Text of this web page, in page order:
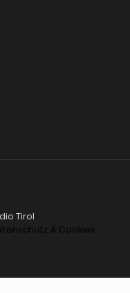
Tirol
& Cookies